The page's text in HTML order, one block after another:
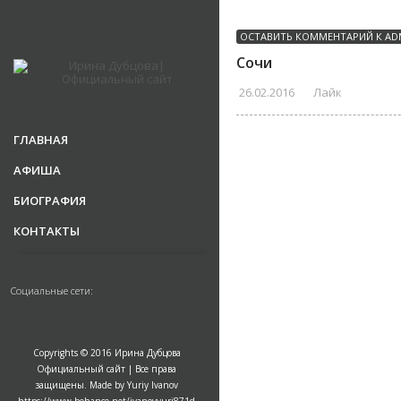
ГЛАВНАЯ
АФИША
БИОГРАФИЯ
КОНТАКТЫ
Социальные сети:
Copyrights © 2016 Ирина Дубцова
Официальный сайт | Все права
защищены. Made by Yuriy Ivanov
ОСТАВИТЬ КОММЕНТАРИЙ К
Сочи
26.02.2016 Лайк